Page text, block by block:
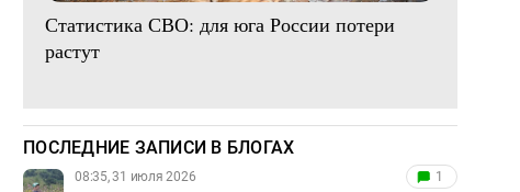
Статистика СВО: для юга России потери
растут
ПОСЛЕДНИЕ ЗАПИСИ В БЛОГАХ
08:35, 31 июля 2026 1